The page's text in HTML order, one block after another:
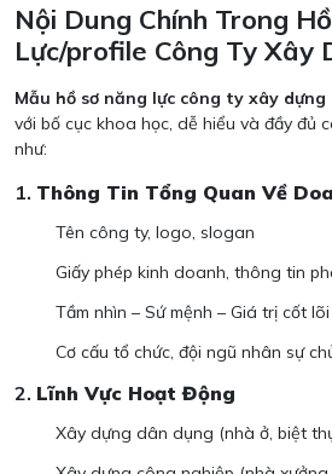
Nội Dung Chính Trong
Lực/profile Công Ty Xây
Mẫu hồ sơ năng lực công ty xây dựng
với bố cục khoa học, dễ hiểu và đầy đủ
như:
1. Thông Tin Tổng Quan Về
Tên công ty, logo, slogan
Giấy phép kinh doanh, thông tin
Tầm nhìn – Sứ mệnh – Giá trị cốt lõi
Cơ cấu tổ chức, đội ngũ nhân sự
2. Lĩnh Vực Hoạt Động
Xây dựng dân dụng (nhà ở, biệt